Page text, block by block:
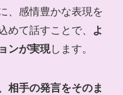
、感情豊かな表現を
めて話すことで、
よ
ンが実現します。
相手の発言をそのま